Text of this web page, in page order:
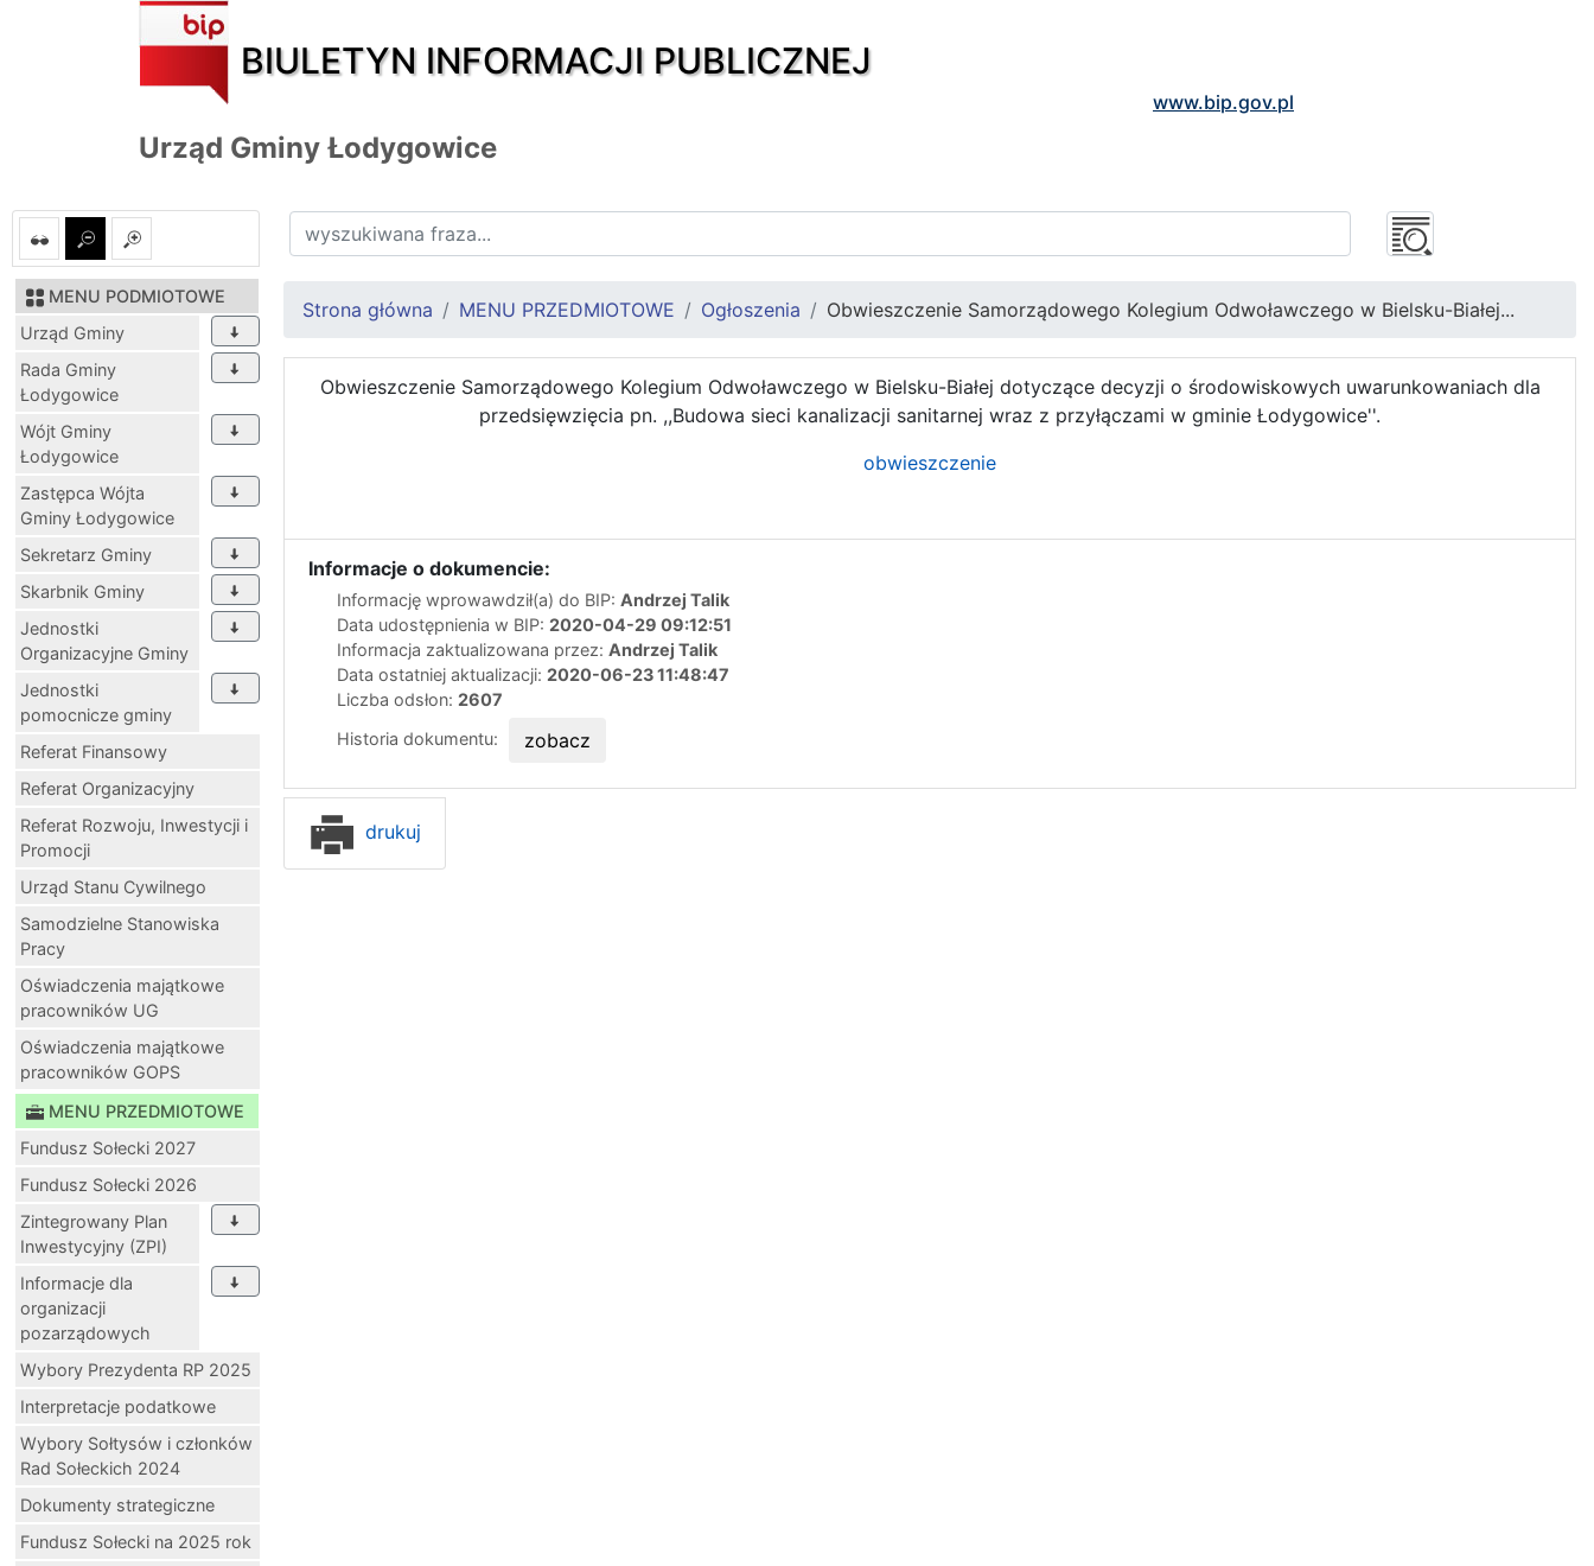
BIULETYN INFORMACJI PUBLICZNEJ
www.bip.gov.pl
Urząd Gminy Łodygowice
MENU PODMIOTOWE
Urząd Gminy
Rada Gminy
Łodygowice
Wójt Gminy
Łodygowice
Zastępca Wójta
Gminy Łodygowice
Sekretarz Gminy
Skarbnik Gminy
Jednostki
Organizacyjne Gminy
Jednostki
pomocnicze gminy
Referat Finansowy
Referat Organizacyjny
Referat Rozwoju, Inwestycji i
Promocji
Urząd Stanu Cywilnego
Samodzielne Stanowiska
Pracy
Oświadczenia majątkowe
pracowników UG
Oświadczenia majątkowe
pracowników GOPS
MENU PRZEDMIOTOWE
Fundusz Sołecki 2027
Fundusz Sołecki 2026
Zintegrowany Plan
Inwestycyjny (ZPI)
Informacje dla
organizacji
pozarządowych
Wybory Prezydenta RP 2025
Interpretacje podatkowe
Wybory Sołtysów i członków
Rad Sołeckich 2024
Dokumenty strategiczne
Fundusz Sołecki na 2025 rok
Strona główna MENU PRZEDMIOTOWE Ogłoszenia Obwieszczenie Samorządowego Kolegium Odwoławczego w Bielsku-Białej...
Obwieszczenie Samorządowego Kolegium Odwoławczego w Bielsku-Białej dotyczące decyzji o środowiskowych uwarunkowaniach dla
przedsięwzięcia pn. ,,Budowa sieci kanalizacji sanitarnej wraz z przyłączami w gminie Łodygowice''.
obwieszczenie
Informacje o dokumencie:
Informację wprowawdził(a) do BIP: Andrzej Talik
Data udostępnienia w BIP: 2020-04-29 09:12:51
Informacja zaktualizowana przez: Andrzej Talik
Data ostatniej aktualizacji: 2020-06-23 11:48:47
Liczba odsłon: 2607
Historia dokumentu:
zobacz
drukuj